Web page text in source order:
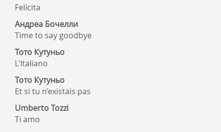
Felicita
Андреа Бочелли
Time to say goodbye
Тото Кутуньо
L'Italiano
Тото Кутуньо
Et si tu n’existais pas
Umberto Tozzi
Ti amo